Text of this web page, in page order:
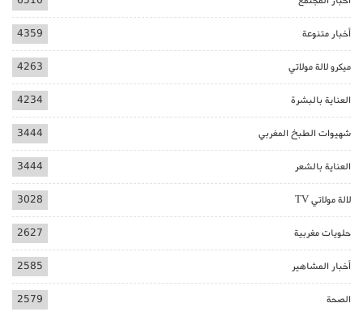
أخبار متنوعة 4359
ميكرو لالة مولاتي 4263
العناية بالبشرة 4234
شهيوات الطبخ المغربي 3444
العناية بالشعر 3444
لالة مولاتي TV 3028
حلويات مغربية 2627
أخبار المشاهير 2585
الصحة 2579